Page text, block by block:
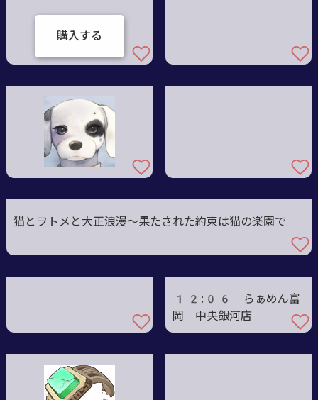
購入する
猫とヲトメと大正浪漫～果たされた約束は猫の楽園で
12:06 らぁめん富
岡 中央銀河店